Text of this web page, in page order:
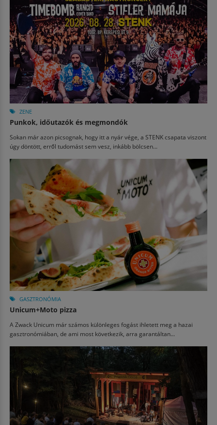
ZENE
Punkok, időutazók és megmondók
Sokan már azon picsognak, hogy itt a nyár vége, a STENK csapata viszont
úgy döntött, erről tudomást sem vesz, inkább bölcsen...
GASZTRONÓMIA
Unicum+Moto pizza
A Zwack Unicum már számos különleges fogást ihletett meg a hazai
gasztronómiában, de ami most következik, arra garantáltan...